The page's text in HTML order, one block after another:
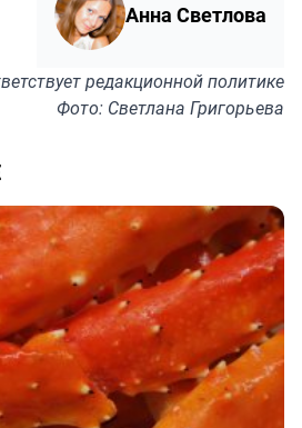
Анна Светлова
редакционной политике
Фото: Светлана Григорьева